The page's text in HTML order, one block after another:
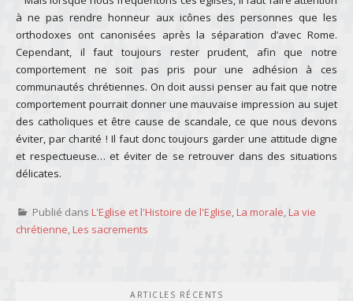
à ne pas rendre honneur aux icônes des personnes que les
orthodoxes ont canonisées après la séparation d’avec Rome.
Cependant, il faut toujours rester prudent, afin que notre
comportement ne soit pas pris pour une adhésion à ces
communautés chrétiennes. On doit aussi penser au fait que notre
comportement pourrait donner une mauvaise impression au sujet
des catholiques et être cause de scandale, ce que nous devons
éviter, par charité ! Il faut donc toujours garder une attitude digne
et respectueuse… et éviter de se retrouver dans des situations
délicates.
Publié dans L'Eglise et l'Histoire de l'Eglise, La morale, La vie
chrétienne, Les sacrements
ARTICLES RÉCENTS